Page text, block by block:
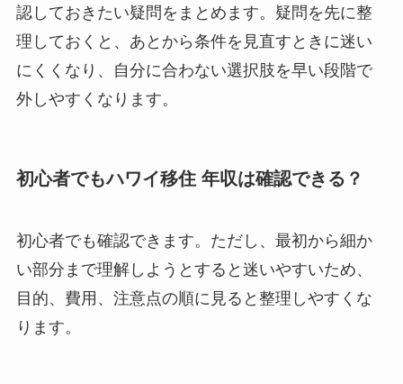
認しておきたい疑問をまとめます。疑問を先に整
理しておくと、あとから条件を見直すときに迷い
にくくなり、自分に合わない選択肢を早い段階で
外しやすくなります。
初心者でもハワイ移住 年収は確認できる？
初心者でも確認できます。ただし、最初から細か
い部分まで理解しようとすると迷いやすいため、
目的、費用、注意点の順に見ると整理しやすくな
ります。